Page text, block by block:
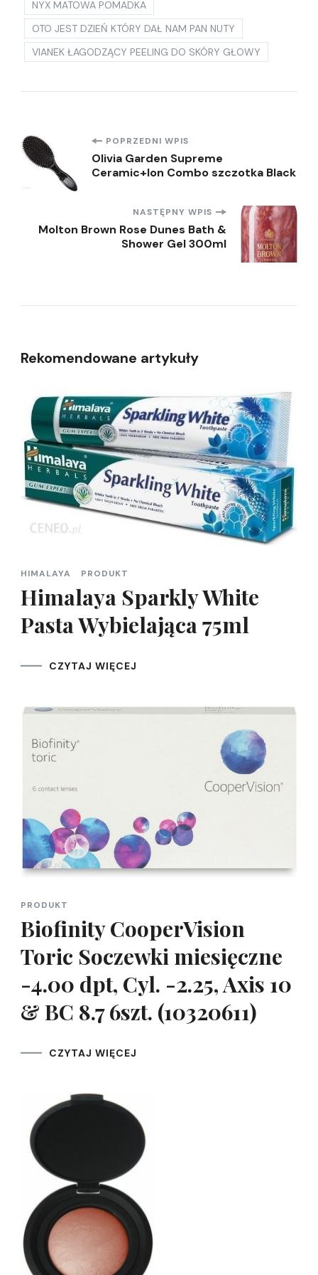
NYX MATOWA POMADKA
OTO JEST DZIEŃ KTÓRY DAŁ NAM PAN NUTY
VIANEK ŁAGODZĄCY PEELING DO SKÓRY GŁOWY
Nawigacja
wpisu
POPRZEDNI WPIS
Olivia Garden Supreme
Ceramic+Ion Combo szczotka Black
NASTĘPNY WPIS
Molton Brown Rose Dunes Bath &
Shower Gel 300ml
Rekomendowane artykuły
HIMALAYA PRODUKT
Himalaya Sparkly White
Pasta Wybielająca 75ml
CZYTAJ WIĘCEJ
PRODUKT
Biofinity CooperVision
Toric Soczewki miesięczne
-4.00 dpt, Cyl. -2.25, Axis 10
& BC 8.7 6szt. (10320611)
CZYTAJ WIĘCEJ